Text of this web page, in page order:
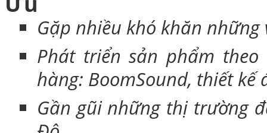
Gặp nhiều khó khăn những
Phát triển sản phẩm
hàng: BoomSound, thiết
Gần gũi những thị trường